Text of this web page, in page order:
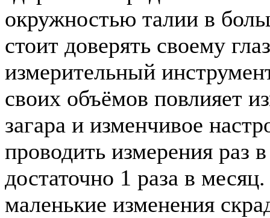
окружностью талии в
стоит доверять своему
измерительный
своих объёмов повлияет
загара и изменчивое
проводить измерения раз
достаточно 1 раза в
маленькие изменения